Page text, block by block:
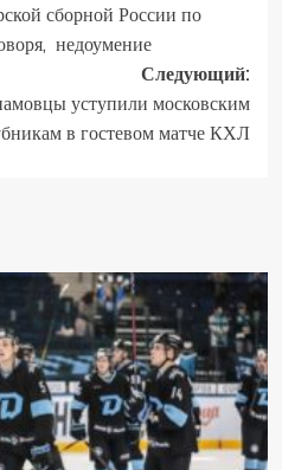
сборной России по
недоумение
Следующий:
уступили московским
в гостевом матче КХЛ